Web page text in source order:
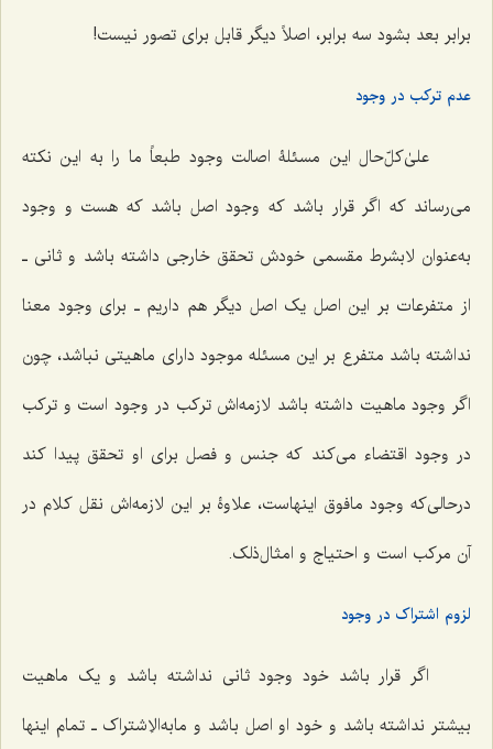
برابر بعد بشود سه برابر، اصلاً دیگر قابل برای تصور نیست!
عدم ترکب در وجود
علیٰ‌کلّ‌حال این مسئلۀ اصالت وجود طبعاً ما را به این نکته
می‌رساند که اگر قرار باشد که وجود اصل باشد که هست و وجود
به‌عنوان لابشرط مقسمی خودش تحقق خارجی داشته باشد و ثانی ـ
از متفرعات بر این اصل یک اصل دیگر هم داریم ـ برای وجود معنا
نداشته باشد متفرع بر این مسئله موجود دارای ماهیتی نباشد، چون
اگر وجود ماهیت داشته باشد لازمه‌اش ترکب در وجود است و ترکب
در وجود اقتضاء می‌کند که جنس و فصل برای او تحقق پیدا کند
درحالی‌که وجود مافوق اینهاست، علاوۀ بر این لازمه‌اش نقل کلام در
آن مرکب است و احتیاج و امثال‌ذلک.
لزوم اشتراک در وجود
اگر قرار باشد خود وجود ثانی نداشته باشد و یک ماهیت
بیشتر نداشته باشد و خود او اصل باشد و مابه‌الاِشتراک ـ تمام اینها